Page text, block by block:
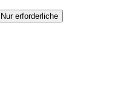
Nur erforderliche